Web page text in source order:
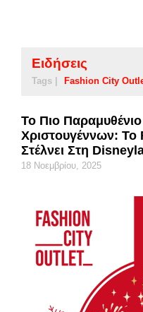
Ειδήσεις
Tags | Fashion City
Το Πιο
Χριστουγέννων:
Στέλνει Στη
18 Νοεμβρίου, 2025